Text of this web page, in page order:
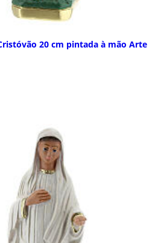
20 cm pintada à mão Arte